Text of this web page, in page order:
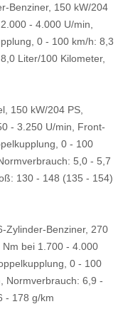
Benziner, 150 kW/204
- 4.000 U/min,
0 - 100 km/h: 8,3
Liter/100 Kilometer,
150 kW/204 PS,
- 3.250 U/min, Front-
0 - 100
5,0 - 5,7
130 - 148 (135 - 154)
Zylinder-Benziner, 270
bei 1.700 - 4.000
0 - 100
Normverbrauch: 6,9 -
- 178 g/km